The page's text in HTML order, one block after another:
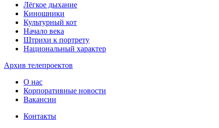
Лёгкое дыхание
Киношники
Культурный кот
Начало века
Штрихи к портрету
Национальный характер
Архив телепроектов
О нас
Корпоративные новости
Вакансии
Контакты